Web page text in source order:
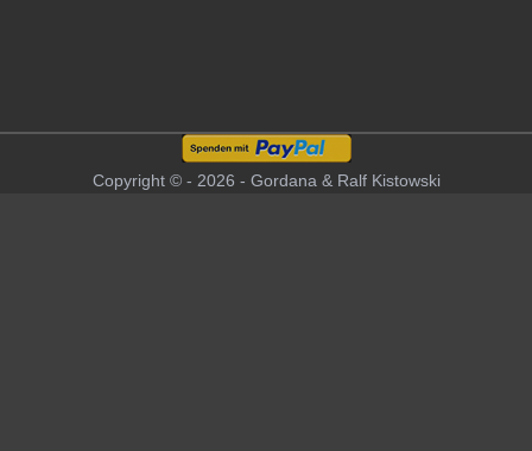
Copyright © - 2026 - Gordana & Ralf Kistowski